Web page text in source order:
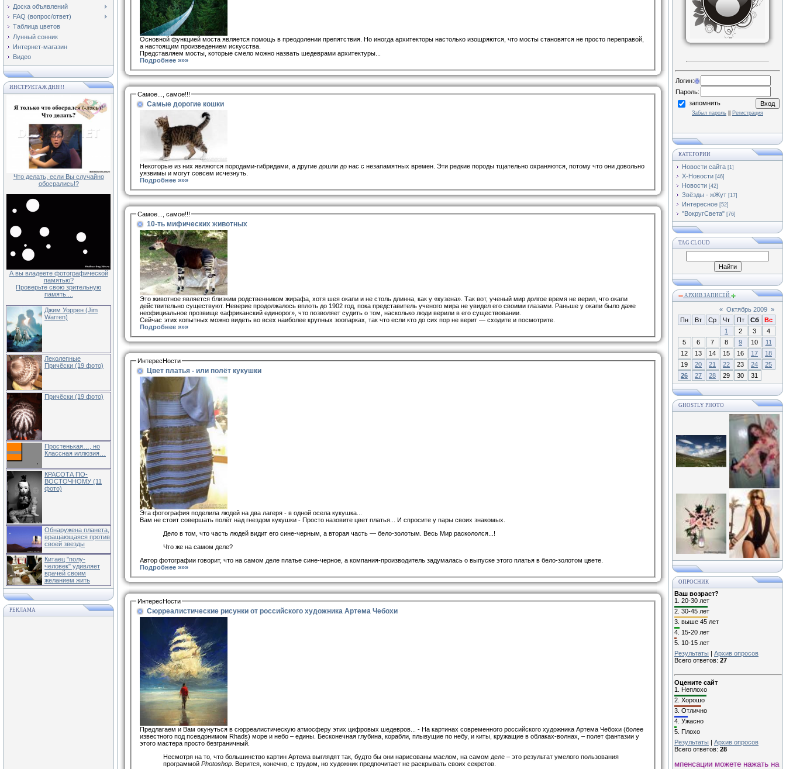
Доска объявлений
FAQ (вопрос/ответ)
Таблица цветов
Лунный сонник
Интернет-магазин
Видео
ИНСТРУКТАЖ ДНЯ!!!
Что делать, если Вы случайно
обосрались!?
А вы владеете фотографической
памятью?
Проверьте свою зрительную
память....
Джим Уоррен (Jim
Warren)
Леколепные
Причёски (19 фото)
Причёски (19 фото)
Простенькая…, но
Классная иллюзия…
КРАСОТА ПО-
ВОСТОЧНОМУ (11
фото)
Обнаружена планета,
вращающаяся против
своей звезды
Китаец "полу-
человек" удивляет
врачей своим
желанием жить
РЕКЛАМА
Основной функцией моста является помощь в преодолении препятствия. Но иногда архитекторы настолько изощряются, что мосты становятся не просто переправой,
а настоящим произведением искусства.
Представляем мосты, которые смело можно назвать шедеврами архитектуры...
Подробнее »»»
Самое..., самое!!!
Самые дорогие кошки
Некоторые из них являются породами-гибридами, а другие дошли до нас с незапамятных времен. Эти редкие породы тщательно охраняются, потому что они довольно
уязвимы и могут совсем исчезнуть.
Подробнее »»»
Самое..., самое!!!
10-ть мифических животных
Это животное является близким родственником жирафа, хотя шея окапи и не столь длинна, как у «кузена». Так вот, ученый мир долгое время не верил, что окапи
действительно существуют. Неверие продолжалось вплоть до 1902 год, пока представитель ученого мира не увидел его своими глазами. Раньше у окапи было даже
неофициальное прозвище «африканский единорог», что позволяет судить о том, насколько люди верили в его существовании.
Сейчас этих копытных можно видеть во всех наиболее крупных зоопарках, так что если кто до сих пор не верит — сходите и посмотрите.
Подробнее »»»
ИнтересНости
Цвет платья - или полёт кукушки
Эта фотография поделила людей на два лагеря - в одной осела кукушка...
Вам не стоит совершать полёт над гнездом кукушки - Просто назовите цвет платья... И спросите у пары своих знакомых.
Дело в том, что часть людей видит его сине-черным, а вторая часть — бело-золотым. Весь Мир раскололся...!
Что же на самом деле?
Автор фотографии говорит, что на самом деле платье сине-черное, а компания-производитель задумалась о выпуске этого платья в бело-золотом цвете.
Подробнее »»»
ИнтересНости
Сюрреалистические рисунки от российского художника Артема Чебохи
Предлагаем и Вам окунуться в сюрреалистическую атмосферу этих цифровых шедевров... - На картинах современного российского художника Артема Чебохи (более
известного под псевдонимом Rhads) море и небо – едины. Бесконечная глубина, корабли, плывущие по небу, и киты, кружащие в облаках-волнах, – полет фантазии у
этого мастера просто безграничный.
Несмотря на то, что большинство картин Артема выглядят так, будто бы они нарисованы маслом, на самом деле – это результат умелого пользования
программойPhotoshop . Верится, конечно, с трудом, но художник предпочитает не раскрывать своих секретов.
Логин:
Пароль:
запомнить
Забыл пароль Регистрация
КАТЕГОРИИ
Новости сайта [1]
Х-Новости [46]
Новости [42]
Звёзды - жЖут [17]
Интересное [52]
"ВокругСвета" [76]
TAG CLOUD
АРХИВ ЗАПИСЕЙ
« Октябрь 2009 »
Пн
Вт Ср Чт Пт Сб
Вс
1
2 3
4
5
6 7 8 9 10
11
12
13 14 15 16 17
18
19
20 21 22 23 24
25
26
27 28 29 30 31
GHOSTLY PHOTO
ОПРОСНИК
Ваш возраст?
1. 20-30 лет
2. 30-45 лет
3. выше 45 лет
4. 15-20 лет
5. 10-15 лет
Результаты | Архив опросов
Всего ответов: 27
Оцените сайт
1. Неплохо
2. Хорошо
3. Отлично
4. Ужасно
5. Плохо
Результаты | Архив опросов
Всего ответов: 28
Если, Вам пришёлся сайт – не по нраву…, то в знак компенсации можете нажать на Play !!!